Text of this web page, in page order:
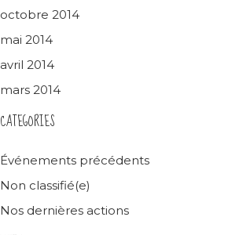
octobre 2014
mai 2014
avril 2014
mars 2014
CATEGORIES
Événements précédents
Non classifié(e)
Nos dernières actions